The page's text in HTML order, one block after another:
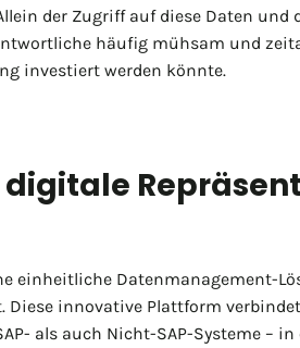
der Zugriff auf diese Daten
häufig mühsam und
investiert werden könnte.
digitale
einheitliche Datenmanagement-
innovative Plattform
als auch Nicht-SAP-Systeme –